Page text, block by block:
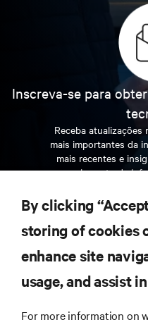
Inscreva-se para
Receba
mais importantes da
mais recentes e
gerenciamento de
RECURSOS
By clicking
storing of cookies
enhance site
usage, and assist
For more information on